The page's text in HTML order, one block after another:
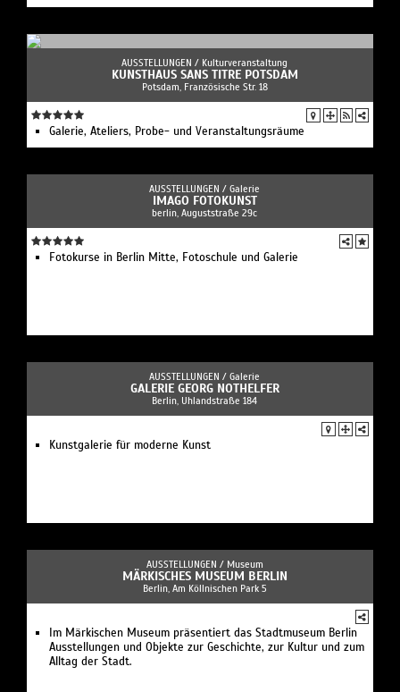
AUSSTELLUNGEN / Kulturveranstaltung
KUNSTHAUS SANS TITRE POTSDAM
Potsdam, Französische Str. 18
Galerie, Ateliers, Probe- und Veranstaltungsräume
AUSSTELLUNGEN / Galerie
IMAGO FOTOKUNST
berlin, Auguststraße 29c
Fotokurse in Berlin Mitte, Fotoschule und Galerie
AUSSTELLUNGEN / Galerie
GALERIE GEORG NOTHELFER
Berlin, Uhlandstraße 184
Kunstgalerie für moderne Kunst
AUSSTELLUNGEN / Museum
MÄRKISCHES MUSEUM BERLIN
Berlin, Am Köllnischen Park 5
Im Märkischen Museum präsentiert das Stadtmuseum Berlin
Ausstellungen und Objekte zur Geschichte, zur Kultur und zum
Alltag der Stadt.